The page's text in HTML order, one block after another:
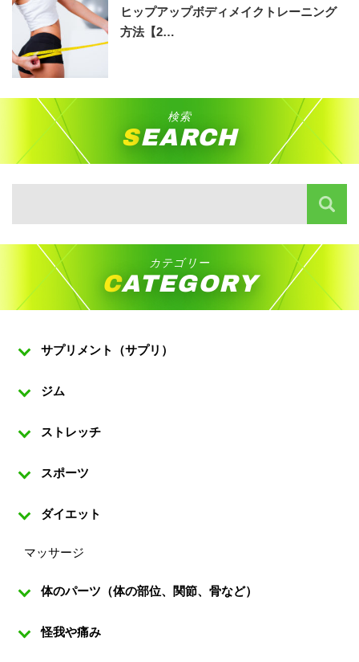
ヒップアップボディメイクトレーニング
方法【2…
検索
SEARCH
カテゴリー
CATEGORY
サプリメント（サプリ）
ジム
ストレッチ
スポーツ
ダイエット
マッサージ
体のパーツ（体の部位、関節、骨など）
怪我や痛み